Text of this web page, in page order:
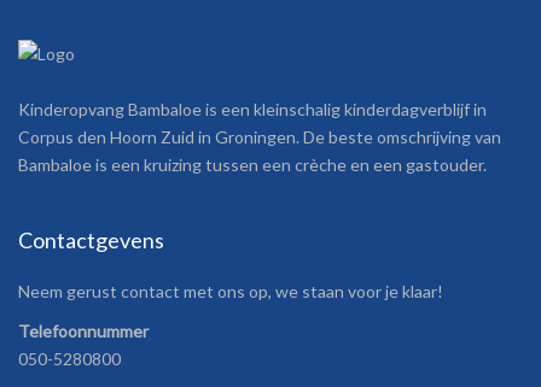
Kinderopvang Bambaloe is een kleinschalig kinderdagverblijf in
Corpus den Hoorn Zuid in Groningen. De beste omschrijving van
Bambaloe is een kruizing tussen een crèche en een gastouder.
Contactgevens
Neem gerust contact met ons op, we staan voor je klaar!
Telefoonnummer
050-5280800